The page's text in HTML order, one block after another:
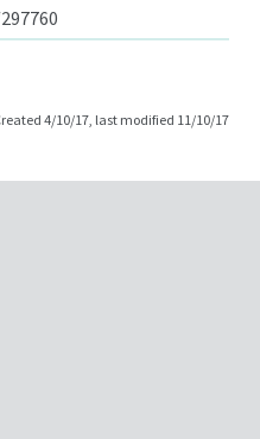
4/10/17, last modified 11/10/17